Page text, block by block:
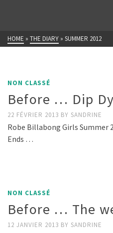
HOME » THE DIARY » SUMMER 2012
NON CLASSÉ
Before … Dip
22 FÉVRIER 2013 BY SANDRINE
Robe Billabong Girls Summer
Ends …
NON CLASSÉ
Before … The
12 JANVIER 2013 BY SANDRINE